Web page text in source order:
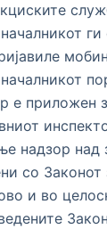
е приложен
надзор над
со
и во